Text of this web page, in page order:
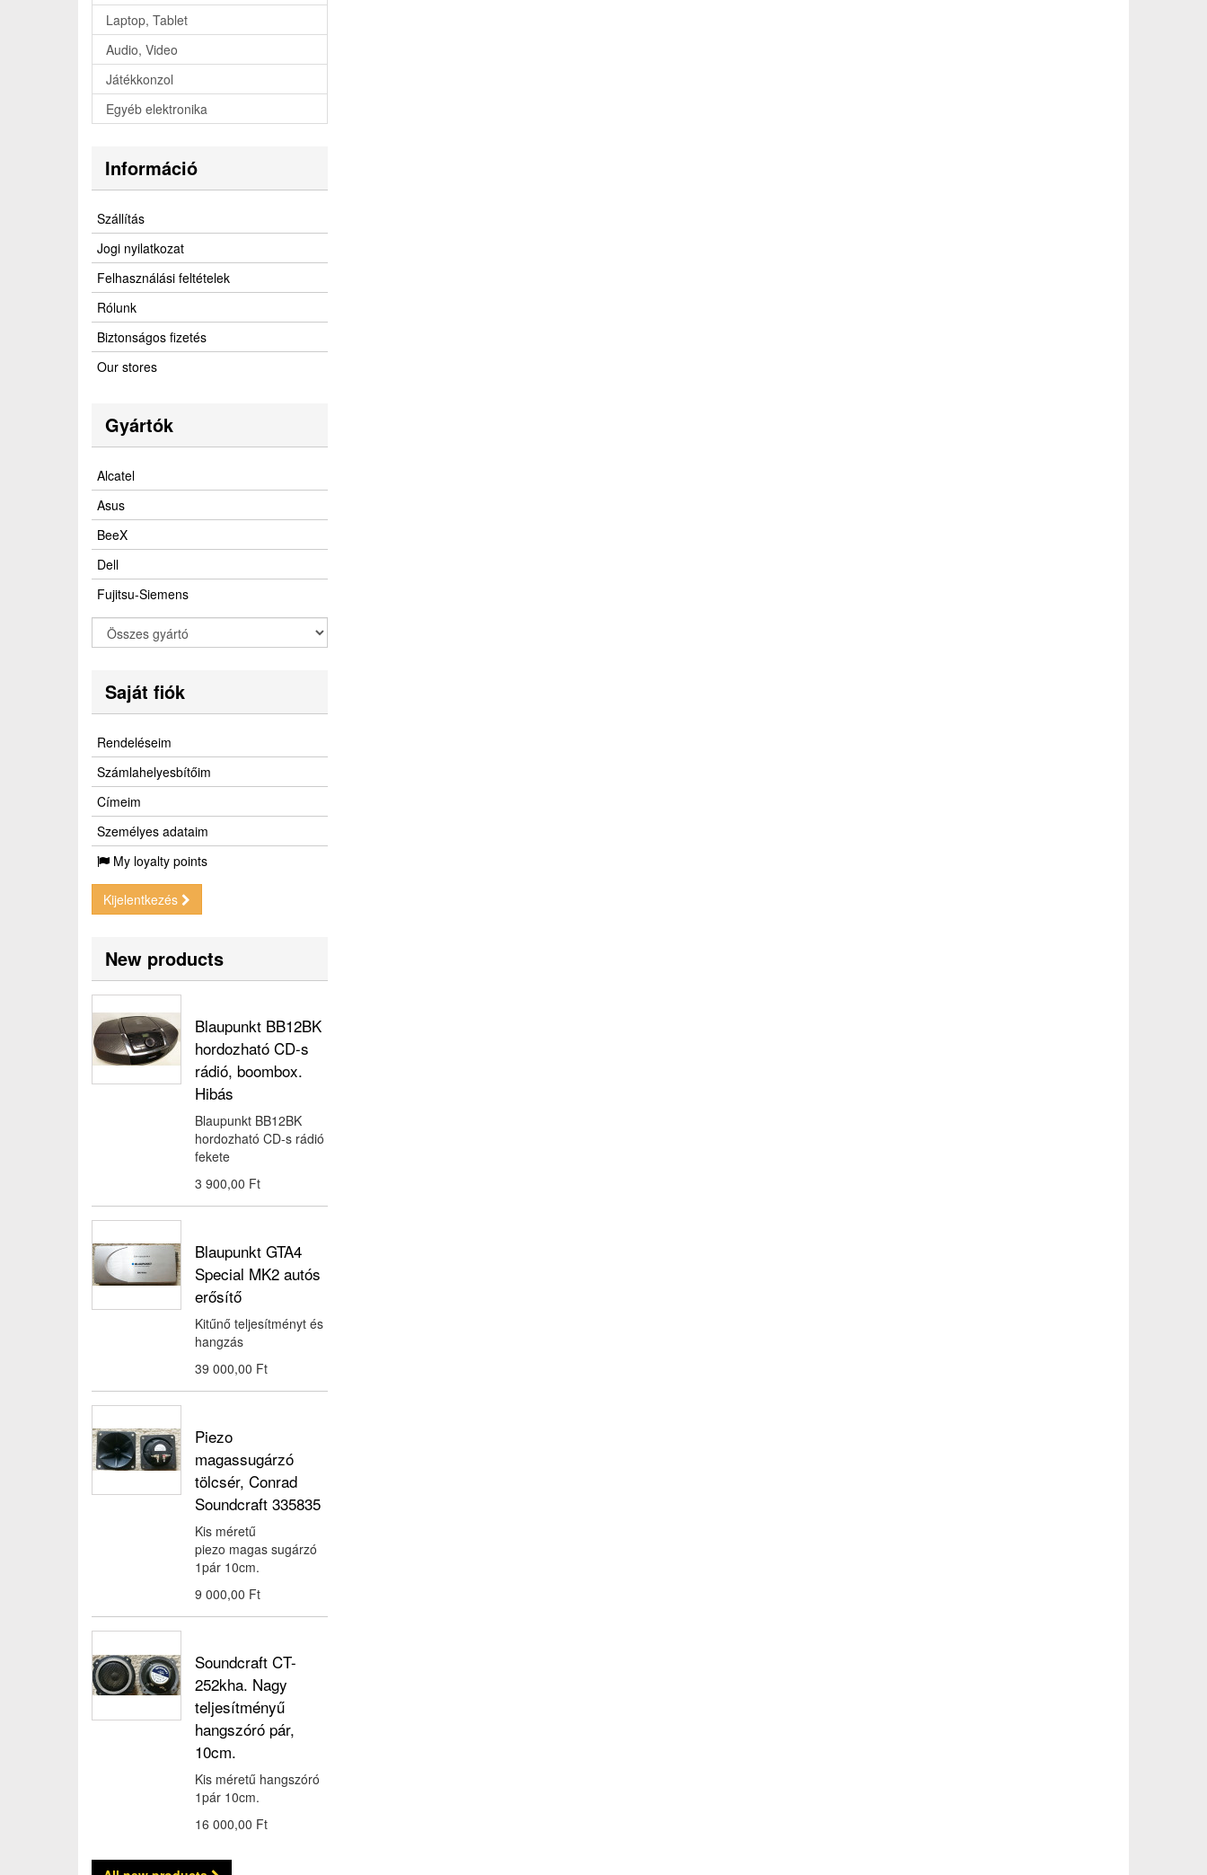
Laptop, Tablet
Audio, Video
Játékkonzol
Egyéb elektronika
Információ
Szállítás
Jogi nyilatkozat
Felhasználási feltételek
Rólunk
Biztonságos fizetés
Our stores
Gyártók
Alcatel
Asus
BeeX
Dell
Fujitsu-Siemens
Saját fiók
Rendeléseim
Számlahelyesbítőim
Címeim
Személyes adataim
My loyalty points
Kijelentkezés
New products
Blaupunkt BB12BK
hordozható CD-s
rádió, boombox.
Hibás
Blaupunkt BB12BK
hordozható CD-s rádió
fekete
3 900,00 Ft‎
Blaupunkt GTA4
Special MK2 autós
erősítő
Kitűnő teljesítményt és
hangzás
39 000,00 Ft‎
Piezo
magassugárzó
tölcsér, Conrad
Soundcraft 335835
Kis méretű
piezo magas sugárzó
1pár 10cm.
9 000,00 Ft‎
Soundcraft CT-
252kha. Nagy
teljesítményű
hangszóró pár,
10cm.
Kis méretű hangszóró
1pár 10cm.
16 000,00 Ft‎